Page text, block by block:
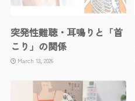
突発性難聴・耳鳴りと「首
こり」の関係
March 13, 2026